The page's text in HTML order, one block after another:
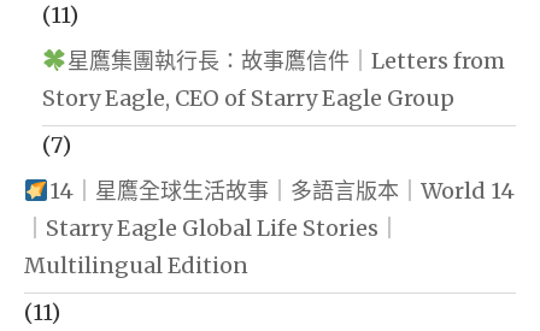
(11)
星鷹集團執行長：故事鷹信件｜Letters from
Story Eagle, CEO of Starry Eagle Group
(7)
14｜星鷹全球生活故事｜多語言版本｜World 14
｜Starry Eagle Global Life Stories｜
Multilingual Edition
(11)